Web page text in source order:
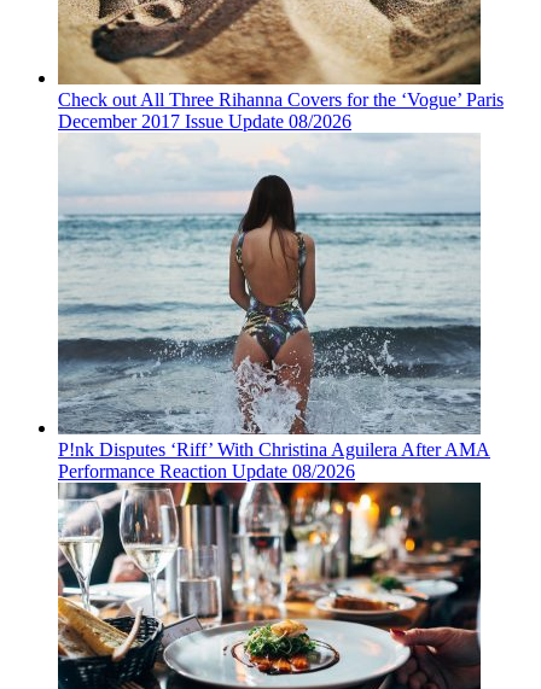
Check out All Three Rihanna Covers for the ‘Vogue’ Paris
December 2017 Issue Update 08/2026
P!nk Disputes ‘Riff’ With Christina Aguilera After AMA
Performance Reaction Update 08/2026